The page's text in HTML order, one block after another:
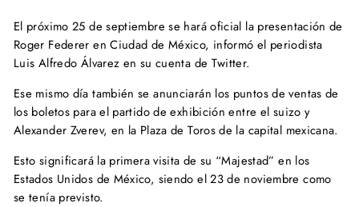
El próximo 25 de septiembre se hará oficial la presentación de
Roger Federer en Ciudad de México, informó el periodista
Luis Alfredo Álvarez en su cuenta de Twitter.
Ese mismo día también se anunciarán los puntos de ventas de
los boletos para el partido de exhibición entre el suizo y
Alexander Zverev, en la Plaza de Toros de la capital mexicana.
Esto significará la primera visita de su “Majestad” en los
Estados Unidos de México, siendo el 23 de noviembre como
se tenía previsto.